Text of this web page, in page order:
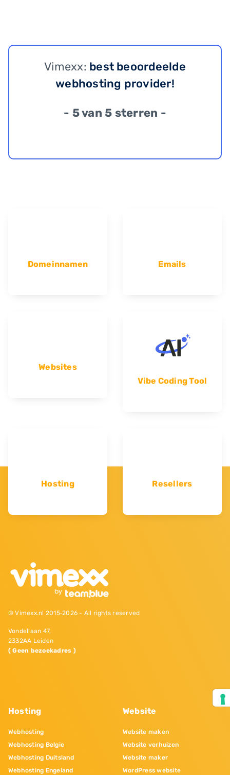
Vimexx: best beoordeelde
webhosting provider!
- 5 van 5 sterren -
Domeinnamen Emails
Websites
Vibe Coding Tool
Hosting Resellers
© Vimexx.nl 2015‐2026 - All rights reserved
Vondellaan 47,
2332AA Leiden
( Geen bezoekadres )
Hosting
Webhosting
Webhosting Belgie
Webhosting Duitsland
Webhosting Engeland
Website
Website maken
Website verhuizen
Website maker
WordPress website